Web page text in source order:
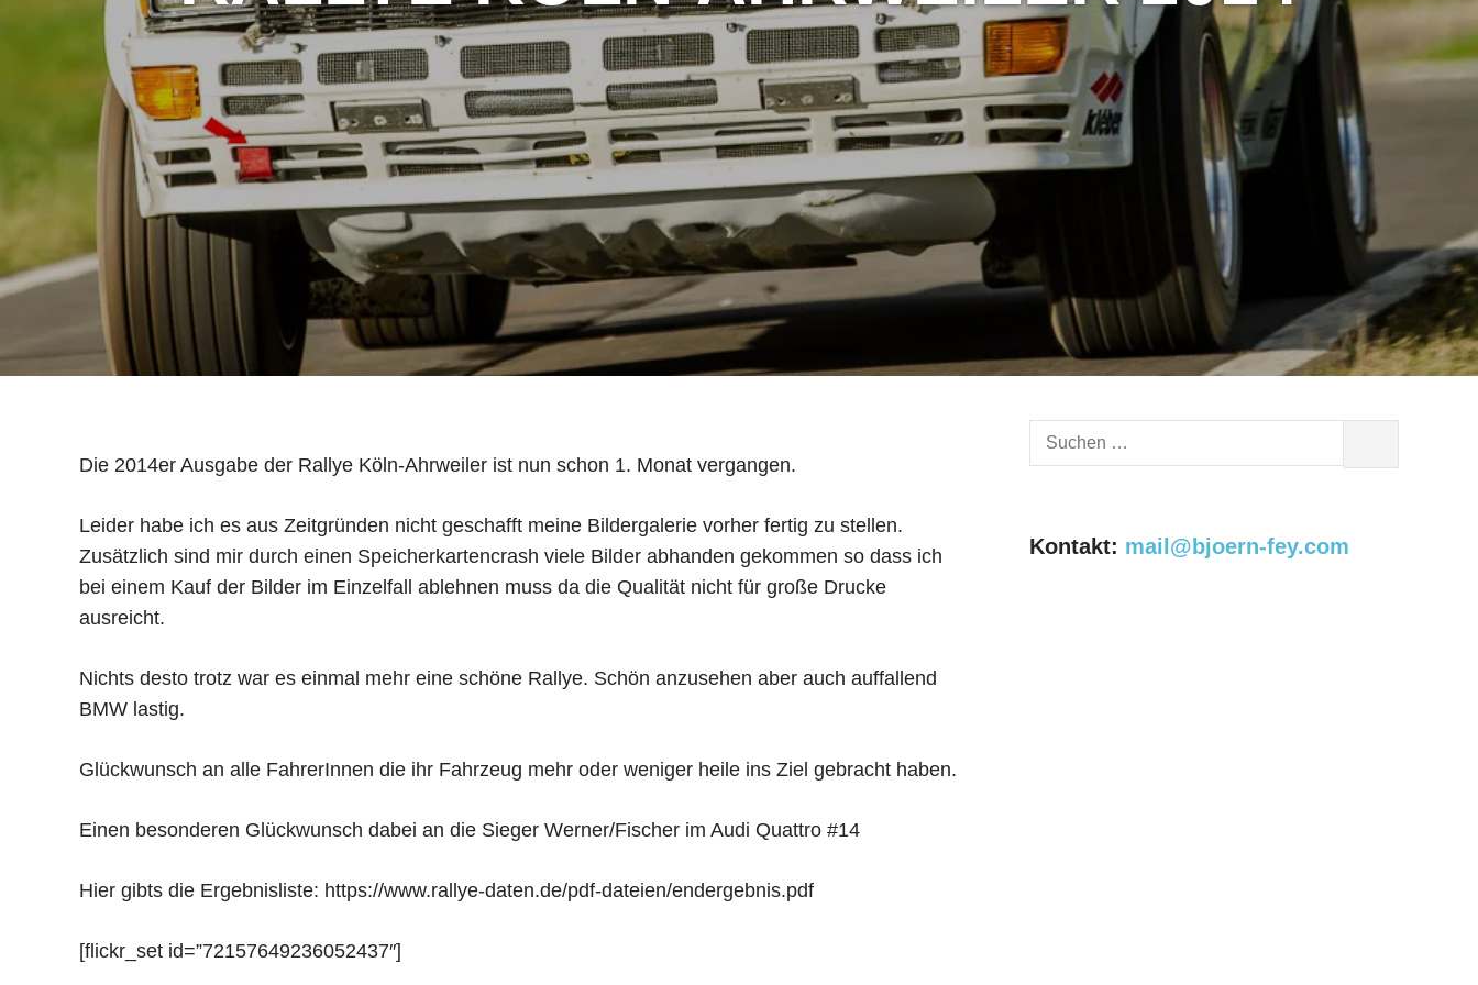
Die 2014er Ausgabe der Rallye Köln-Ahrweiler ist nun schon 1. Monat vergangen.
Leider habe ich es aus Zeitgründen nicht geschafft meine Bildergalerie vorher fertig zu stellen.
Zusätzlich sind mir durch einen Speicherkartencrash viele Bilder abhanden gekommen so dass ich
bei einem Kauf der Bilder im Einzelfall ablehnen muss da die Qualität nicht für große Drucke
ausreicht.
Nichts desto trotz war es einmal mehr eine schöne Rallye. Schön anzusehen aber auch auffallend
BMW lastig.
Glückwunsch an alle FahrerInnen die ihr Fahrzeug mehr oder weniger heile ins Ziel gebracht haben.
Einen besonderen Glückwunsch dabei an die Sieger Werner/Fischer im Audi Quattro #14
Hier gibts die Ergebnisliste: https://www.rallye-daten.de/pdf-dateien/endergebnis.pdf
[flickr_set id=”72157649236052437″]
Suchen
Kontakt: mail@bjoern-fey.com